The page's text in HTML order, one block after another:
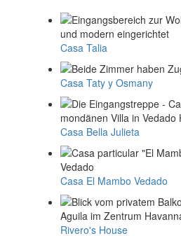
Casa Talia
Casa Taty y Osmany
Casa Bella Julieta
Casa El Mambo Vedado
Rivero's House